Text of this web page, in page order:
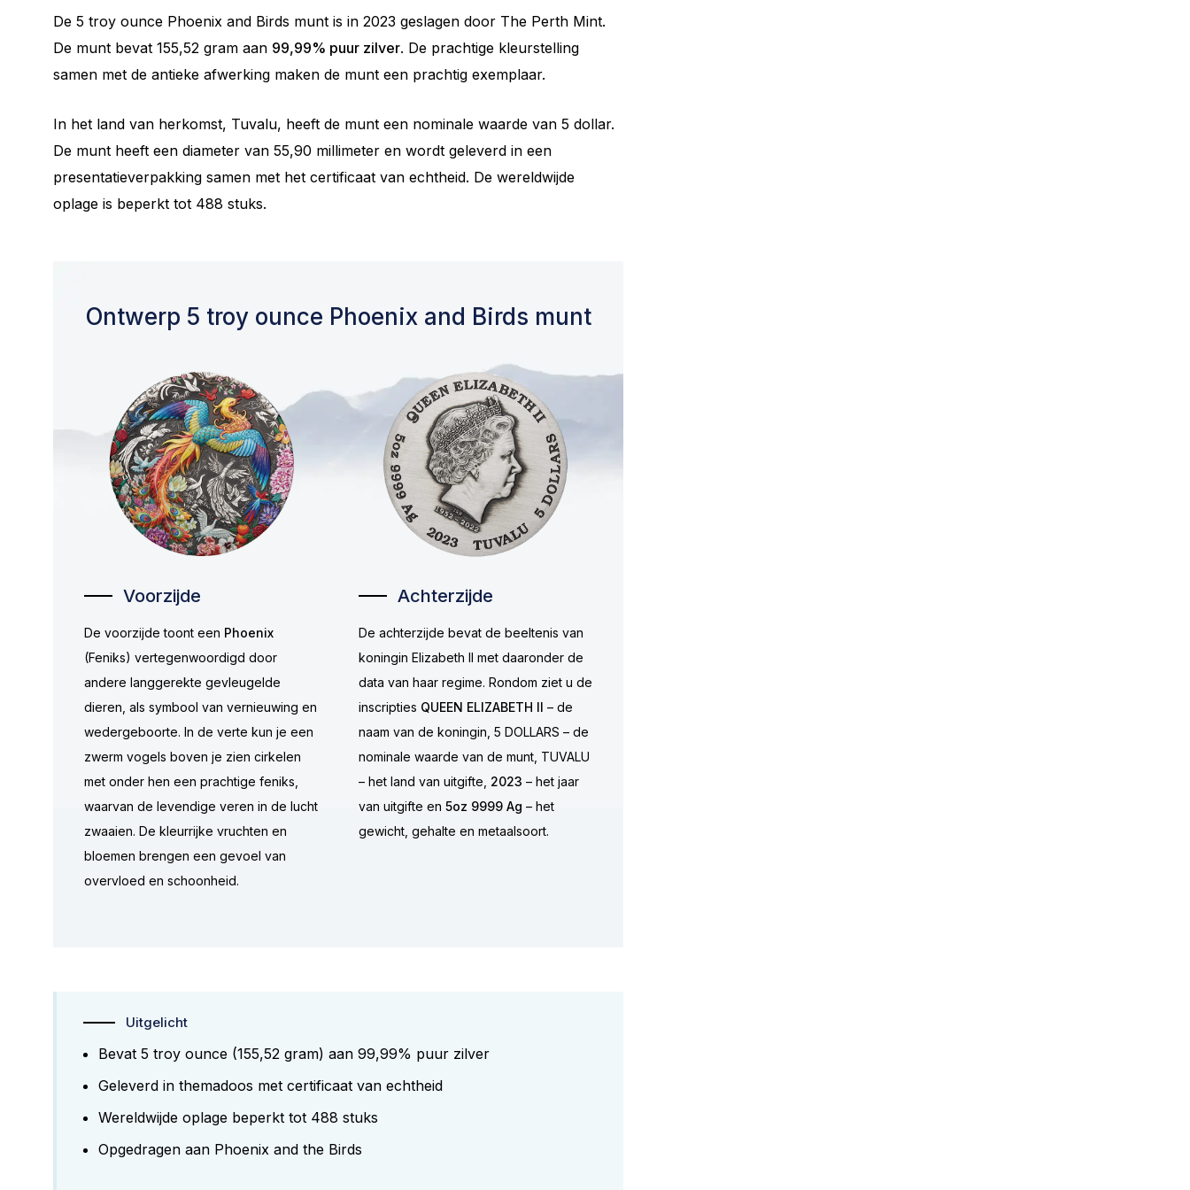
De 5 troy ounce Phoenix and Birds munt is in 2023 geslagen door The Perth Mint.
De munt bevat 155,52 gram aan 99,99% puur zilver. De prachtige kleurstelling
samen met de antieke afwerking maken de munt een prachtig exemplaar.
In het land van herkomst, Tuvalu, heeft de munt een nominale waarde van 5 dollar.
De munt heeft een diameter van 55,90 millimeter en wordt geleverd in een
presentatieverpakking samen met het certificaat van echtheid. De wereldwijde
oplage is beperkt tot 488 stuks.
Ontwerp 5 troy ounce Phoenix and Birds munt
Voorzijde
De voorzijde toont een Phoenix
(Feniks) vertegenwoordigd door
andere langgerekte gevleugelde
dieren, als symbool van vernieuwing en
wedergeboorte. In de verte kun je een
zwerm vogels boven je zien cirkelen
met onder hen een prachtige feniks,
waarvan de levendige veren in de lucht
zwaaien. De kleurrijke vruchten en
bloemen brengen een gevoel van
overvloed en schoonheid.
Achterzijde
De achterzijde bevat de beeltenis van
koningin Elizabeth II met daaronder de
data van haar regime. Rondom ziet u de
inscripties QUEEN ELIZABETH II – de
naam van de koningin, 5 DOLLARS – de
nominale waarde van de munt, TUVALU
– het land van uitgifte, 2023 – het jaar
van uitgifte en 5oz 9999 Ag – het
gewicht, gehalte en metaalsoort.
Uitgelicht
Bevat 5 troy ounce (155,52 gram) aan 99,99% puur zilver
Geleverd in themadoos met certificaat van echtheid
Wereldwijde oplage beperkt tot 488 stuks
Opgedragen aan Phoenix and the Birds